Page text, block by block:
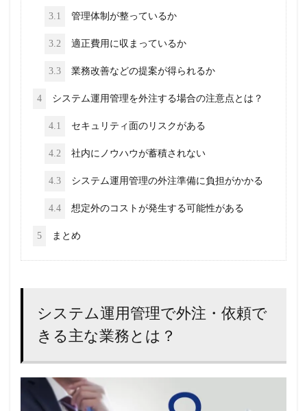
3.1 管理体制が整っているか
3.2 適正費用に収まっているか
3.3 業務改善などの提案が得られるか
4 システム運用管理を外注する場合の注意点とは？
4.1 セキュリティ面のリスクがある
4.2 社内にノウハウが蓄積されない
4.3 システム運用管理の外注準備に負担がかかる
4.4 想定外のコストが発生する可能性がある
5 まとめ
システム運用管理で外注・依頼で
きる主な業務とは？